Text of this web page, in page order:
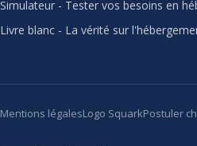
Simulateur - Tester vos besoins en
Livre blanc - La vérité sur
Mentions légalesLogo SquarkPostuler